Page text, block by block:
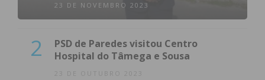
23 DE NOVEMBRO 2023
2
PSD de Paredes visitou Centro
Hospital do Tâmega e Sousa
23 DE OUTUBRO 2023